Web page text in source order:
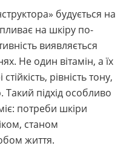
будується на
на шкіру по-
виявляється
Не один вітамін, а їх
рівність тону,
Такий підхід особливо
потреби шкіри
станом
життя.